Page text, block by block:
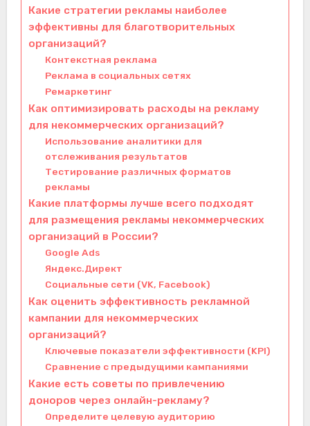
Какие стратегии рекламы наиболее
эффективны для благотворительных
организаций?
Контекстная реклама
Реклама в социальных сетях
Ремаркетинг
Как оптимизировать расходы на рекламу
для некоммерческих организаций?
Использование аналитики для
отслеживания результатов
Тестирование различных форматов
рекламы
Какие платформы лучше всего подходят
для размещения рекламы некоммерческих
организаций в России?
Google Ads
Яндекс.Директ
Социальные сети (VK, Facebook)
Как оценить эффективность рекламной
кампании для некоммерческих
организаций?
Ключевые показатели эффективности (KPI)
Сравнение с предыдущими кампаниями
Какие есть советы по привлечению
доноров через онлайн-рекламу?
Определите целевую аудиторию